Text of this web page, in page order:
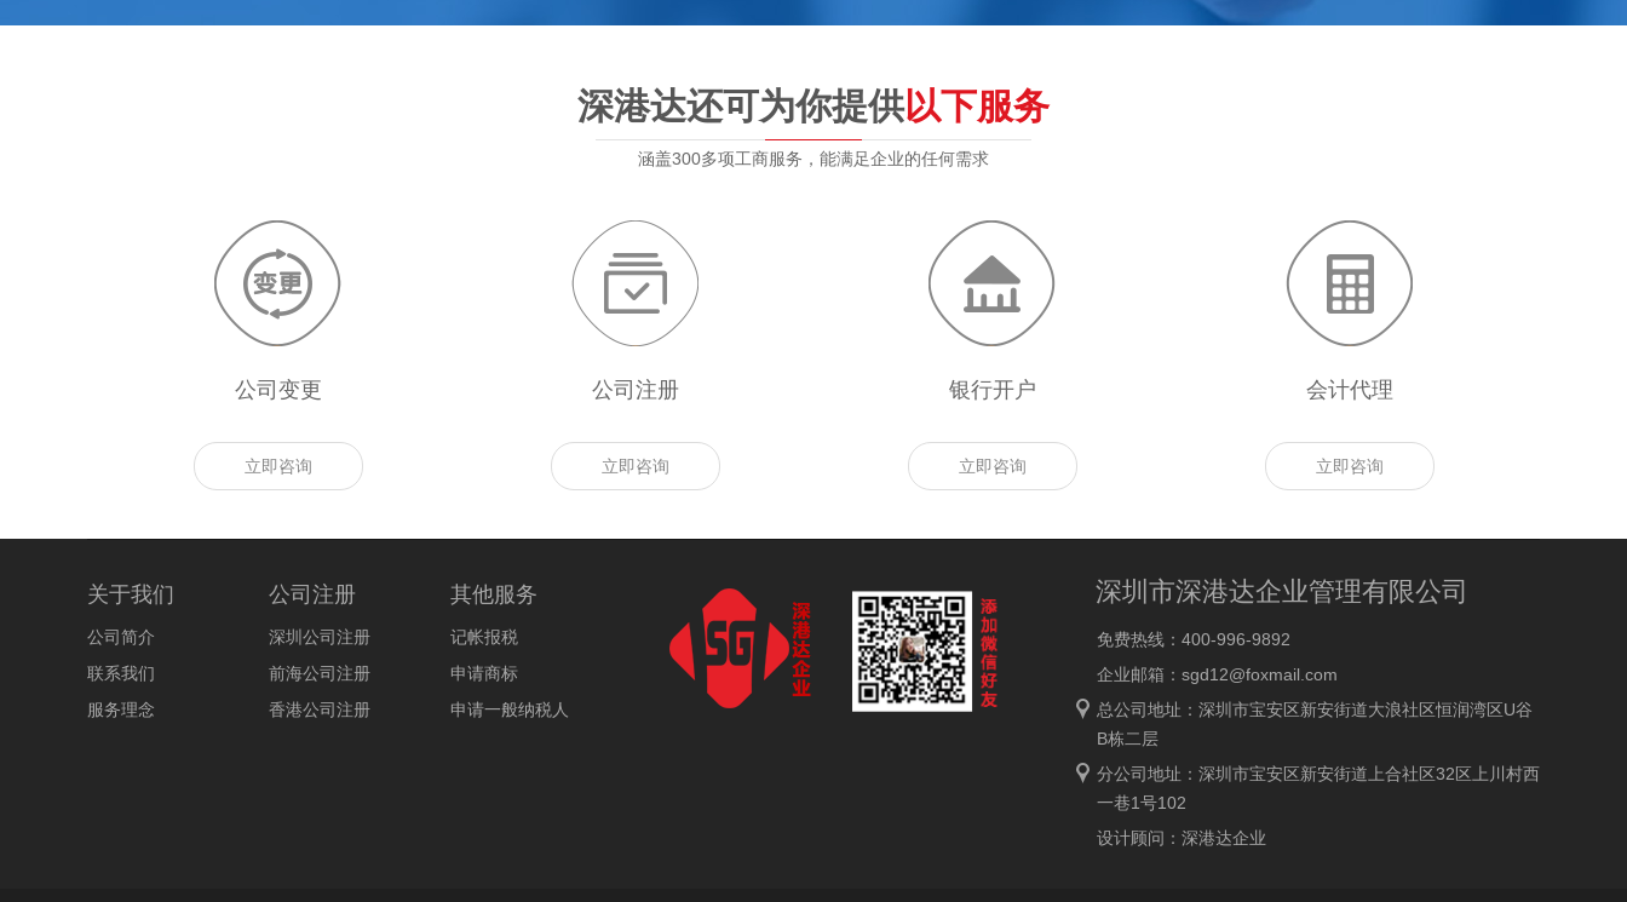
深港达还可为你提供以下服务
涵盖300多项工商服务，能满足企业的任何需求
公司变更
立即咨询
公司注册
立即咨询
银行开户
立即咨询
会计代理
立即咨询
关于我们
公司简介
联系我们
服务理念
公司注册
深圳公司注册
前海公司注册
香港公司注册
其他服务
记帐报税
申请商标
申请一般纳税人
深圳市深港达企业管理有限公司
免费热线：400-996-9892
企业邮箱： sgd12@foxmail.com
总公司地址：深圳市宝安区新安街道大浪社区恒润湾区U谷
B栋二层
分公司地址：深圳市宝安区新安街道上合社区32区上川村西
一巷1号102
设计顾问：深港达企业